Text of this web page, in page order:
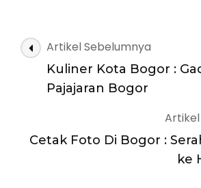
Navigasi
Artikel
Artikel Sebelumnya
Kuliner Kota Bogor :
Pajajaran Bogor
Cetak Foto Di Bogor :
ke